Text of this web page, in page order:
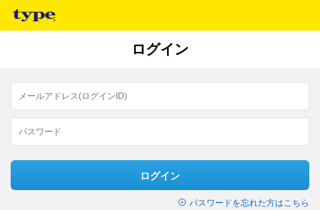
ログイン
ログイン
パスワードを忘れた方はこちら